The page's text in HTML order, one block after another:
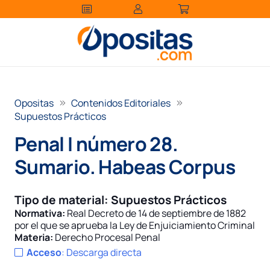
Opositas
Contenidos Editoriales
Supuestos Prácticos
Penal I número 28.
Sumario. Habeas Corpus
Tipo de material: Supuestos Prácticos
Normativa: Real Decreto de 14 de septiembre de 1882
por el que se aprueba la Ley de Enjuiciamiento Criminal
Materia: Derecho Procesal Penal
Acceso: Descarga directa